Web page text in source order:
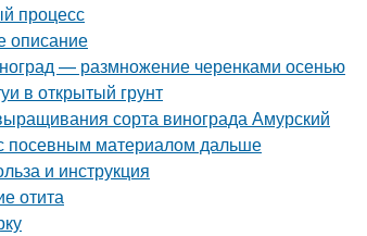
процесс
описание
— размножение черенками осенью
в открытый грунт
сорта винограда Амурский
посевным материалом дальше
и инструкция
отита